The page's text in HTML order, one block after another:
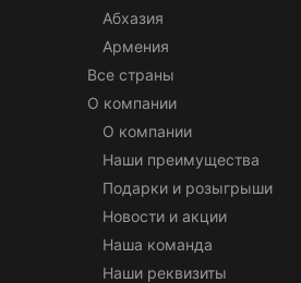
Абхазия
Армения
Все страны
О компании
О компании
Наши преимущества
Подарки и розыгрыши
Новости и акции
Наша команда
Наши реквизиты